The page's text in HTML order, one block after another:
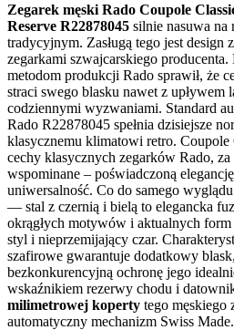
Zegarek męski Rado Coupole
Reserve R22878045 silnie nasuwa na
tradycyjnym. Zasługą tego jest design
zegarkami szwajcarskiego
metodom produkcji Rado sprawił, że
straci swego blasku nawet z upływem
codziennymi wyzwaniami. Standard
Rado R22878045 spełnia dzisiejsze
klasycznemu klimatowi retro. Coupole
cechy klasycznych zegarków Rado,
wspominane – poświadczoną
uniwersalność. Co do samego
— stal z czernią i bielą to elegancka
okrągłych motywów i aktualnych
styl i nieprzemijający czar.
szafirowe gwarantuje dodatkowy
bezkonkurencyjną ochronę jego
wskaźnikiem rezerwy chodu i
milimetrowej koperty tego męskiego
automatyczny mechanizm Swiss Made.